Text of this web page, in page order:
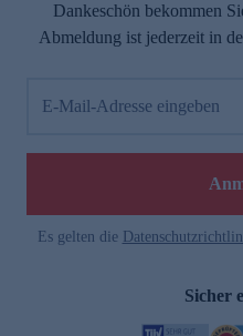
Dankeschön bekommen
Abmeldung ist jederzeit in
E-Mail-Adresse eingeben
Es gelten die
Sicher